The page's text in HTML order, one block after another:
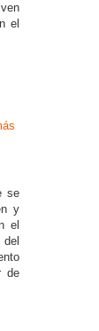
el
se
y
el
de